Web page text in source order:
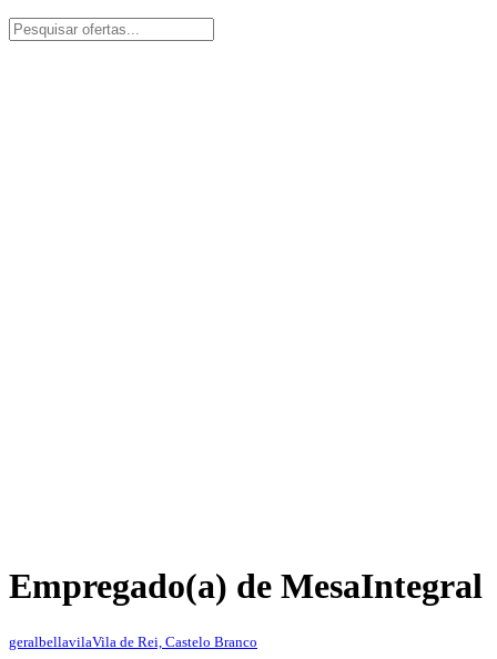
Empregado(a) de MesaIntegral
geralbellavilaVila de Rei, Castelo Branco